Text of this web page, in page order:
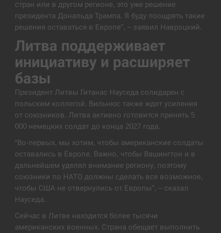
12:53
США обсуждают лицензии на Patriot для
Украины, несмотря на сомнения…
СЕРПЕНЬ
12:40
Латвія готова направити до 20 військових для
розблокування Ормузької протоки
СЕРПЕНЬ
Силы обороны поразили российскую
СЕРПЕНЬ
12:10
У США зафіксували рекордний спалах
циклоспорозу, захворіли понад 10 тисяч…
СЕРПЕНЬ
стран или в другом регионе, это уже решение
президента Дональда Трампа. Я буду поощрять такие
решения оставаться в Европе”, – заявил Навроцкий.
Литва поддерживает
инициативу и расширяет
базы
Президент Литвы Гитанас Науседа солидарен с
польским коллегой. Вильнюс также ждет усиления
от союзников. Литва активно готовится принять 5
000 немецких солдат до конца 2027 года.
“Во-первых, мы хотим, чтобы американские солдаты
оставались в Европе. Важно, чтобы Вашингтон и в
дальнейшем уделял внимание региону, поэтому
союзники по НАТО должны сделать все возможное,
чтобы США не отвернулись от Европы”, – сказал
Науседа.
Сейчас в Литве находится более тысячи
американских военных. Страна обещает выполнить